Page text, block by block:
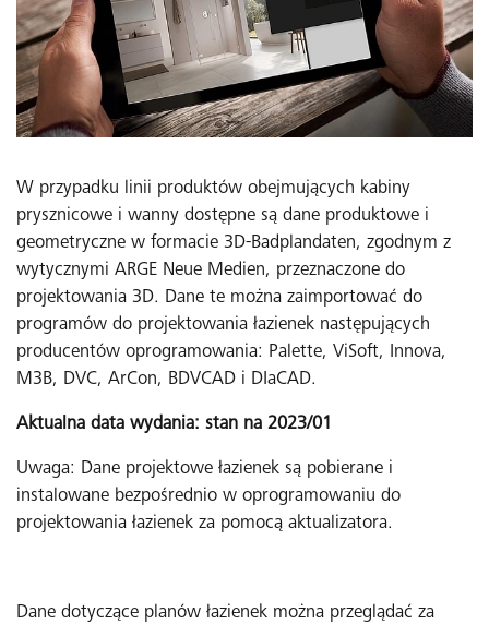
W przypadku linii produktów obejmujących kabiny
prysznicowe i wanny dostępne są dane produktowe i
geometryczne w formacie 3D-Badplandaten, zgodnym z
wytycznymi ARGE Neue Medien, przeznaczone do
projektowania 3D. Dane te można zaimportować do
programów do projektowania łazienek następujących
producentów oprogramowania: Palette, ViSoft, Innova,
M3B, DVC, ArCon, BDVCAD i DIaCAD.
Aktualna data wydania: stan na 2023/01
Uwaga: Dane projektowe łazienek są pobierane i
instalowane bezpośrednio w oprogramowaniu do
projektowania łazienek za pomocą aktualizatora.
Dane dotyczące planów łazienek można przeglądać za